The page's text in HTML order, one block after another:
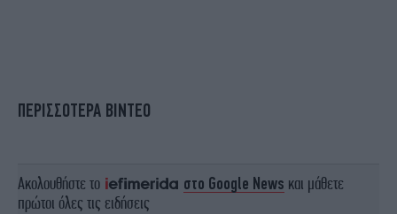
ΠΕΡΙΣΣΟΤΕΡΑ ΒΙΝΤΕΟ
Ακολουθήστε το στο Google News και μάθετε
πρώτοι όλες τις ειδήσεις